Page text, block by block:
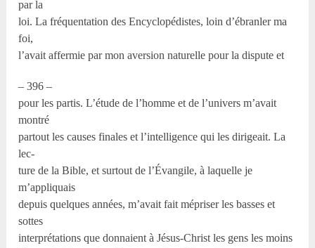
par la
loi. La fréquentation des Encyclopédistes, loin d’ébranler ma
foi,
l’avait affermie par mon aversion naturelle pour la dispute et
– 396 –
pour les partis. L’étude de l’homme et de l’univers m’avait
montré
partout les causes finales et l’intelligence qui les dirigeait. La
lec-
ture de la Bible, et surtout de l’Évangile, à laquelle je
m’appliquais
depuis quelques années, m’avait fait mépriser les basses et
sottes
interprétations que donnaient à Jésus-Christ les gens les moins